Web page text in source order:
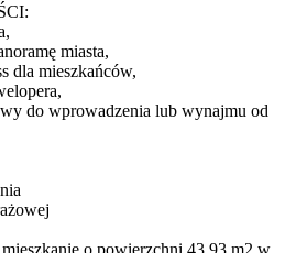
miasta,
dla mieszkańców,
do wprowadzenia lub wynajmu od
o powierzchni 43,93 m2 w